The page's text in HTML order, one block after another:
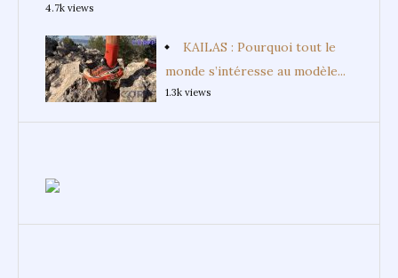
4.7k views
KAILAS : Pourquoi tout le
monde s’intéresse au modèle...
1.3k views